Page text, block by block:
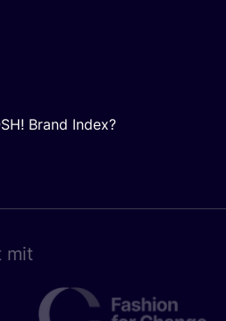
Brand Index?
mit